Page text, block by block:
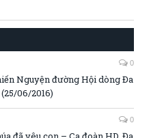
0
Nguyện đường Hội dòng Đa
06/2016)
0